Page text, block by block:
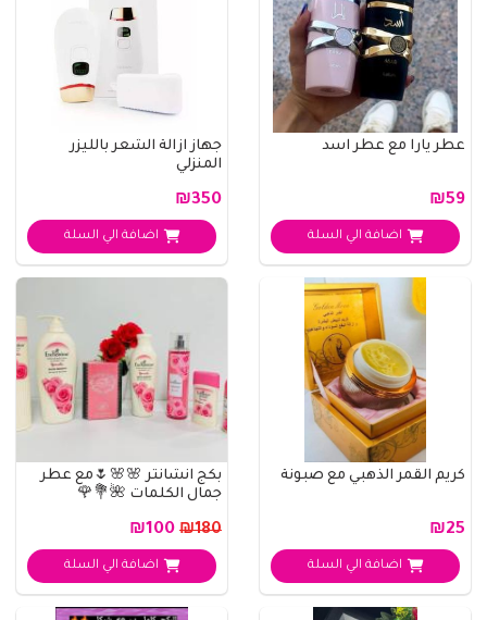
عطر يارا مع عطر اسد
₪59
اضافة الي السلة
جهاز ازالة الشعر بالليزر
المنزلي
₪350
اضافة الي السلة
كريم القمر الذهبي مع صبونة
₪25
اضافة الي السلة
بكج انشانتر 🌸🌸🌷مع عطر
جمال الكلمات 🌺💐🌹
₪180
اضافة الي السلة